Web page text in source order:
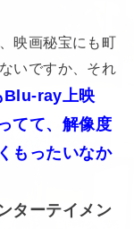
映画秘宝にも町
いですか、それ
Blu-ray上映
てて、解像度
もったいなか
ターテイメン